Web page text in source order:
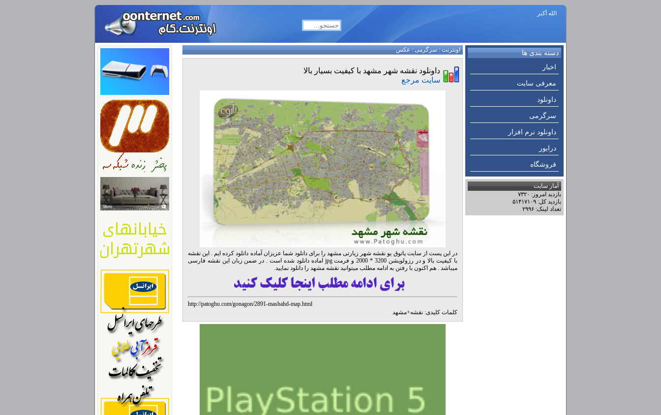
الله أكبر
دسته بندی ها
اخبار
معرفی سایت
داونلود
سرگرمی
داونلود نرم افزار
درایور
فروشگاه
آمار سایت
بازدید امروز: ۷۳۲۰
بازدید کل: ۵۱۴۱۷۱۰۹
تعداد لینک: ۲۹۹۶
اونترنت:سرگرمی:عکس
داونلود نقشه شهر مشهد با کیفیت بسیار بالا
سایت مرجع
در این پست از سایت پاتوق یو نقشه شهر زیارتی مشهد را برای دانلود شما عزیزان آماده دانلود کرده ایم . این نقشه
با کیفیت بالا و در رزولویشن 3200 * 2000 و فرمت jpg اماده دانلود شده است . در ضمن زبان این نقشه فارسی
میباشد . هم اکنون با رفتن به ادامه مطلب میتوانید نقشه مشهد را دانلود نمایید.
http://patoghu.com/gonagon/2891-mashahd-map.html
کلمات کلیدی: نقشه+مشهد